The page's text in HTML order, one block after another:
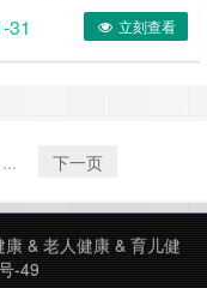
石来帮助我们激活肌肤，为肌
根本的护理，利用矿物质彻
保湿，那么就让我们从此爱
31 立刻查看
... 下一页
康 & 老人健康 & 育儿健
-49